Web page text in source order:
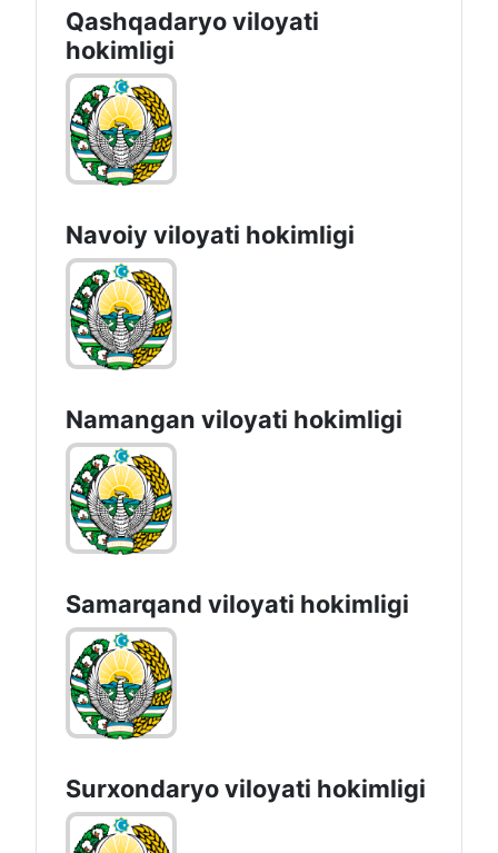
Qashqadaryo viloyati
hоkimligi
Navoiy vilоyati hоkimligi
Namangan vilоyati hоkimligi
Samarqand viloyati hokimligi
Surxondaryo vilоyati hоkimligi